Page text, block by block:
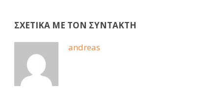
ΣΧΕΤΙΚΆ ΜΕ ΤΟΝ ΣΥΝΤΆΚΤΗ
andreas